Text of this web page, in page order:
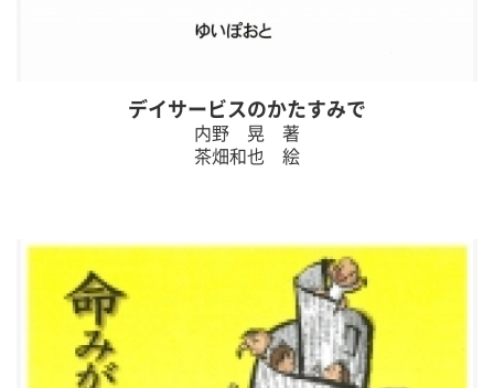
デイサービスのかたすみで
内野 晃 著
茶畑和也 絵